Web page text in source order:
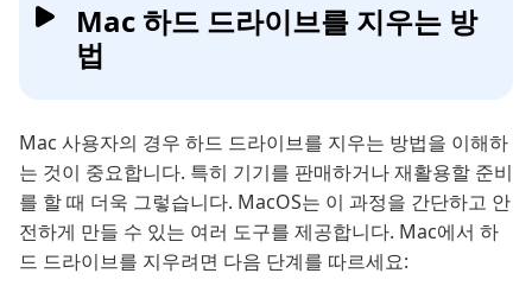
Mac 하드 드라이브를 지우는 방
법
Mac 사용자의 경우 하드 드라이브를 지우는 방법을 이해하
는 것이 중요합니다. 특히 기기를 판매하거나 재활용할 준비
를 할 때 더욱 그렇습니다. MacOS는 이 과정을 간단하고 안
전하게 만들 수 있는 여러 도구를 제공합니다. Mac에서 하
드 드라이브를 지우려면 다음 단계를 따르세요: